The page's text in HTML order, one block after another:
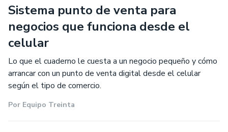
Sistema punto de venta para
negocios que funciona desde el
celular
Lo que el cuaderno le cuesta a un negocio pequeño y cómo
arrancar con un punto de venta digital desde el celular
según el tipo de comercio.
Por Equipo Treinta